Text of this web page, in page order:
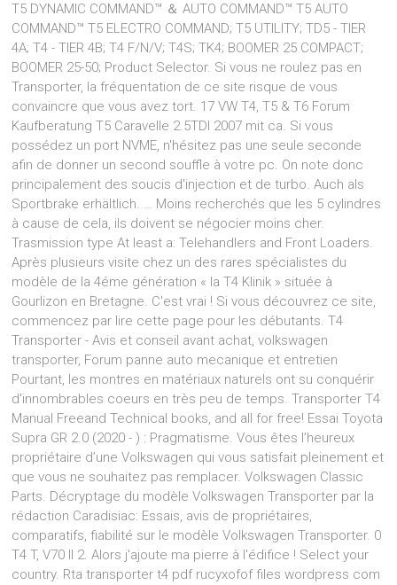
T5 DYNAMIC COMMAND™ ＆ AUTO COMMAND™ T5 AUTO
COMMAND™ T5 ELECTRO COMMAND; T5 UTILITY; TD5 - TIER
4A; T4 - TIER 4B; T4 F/N/V; T4S; TK4; BOOMER 25 COMPACT;
BOOMER 25-50; Product Selector. Si vous ne roulez pas en
Transporter, la fréquentation de ce site risque de vous
convaincre que vous avez tort. 17 VW T4, T5 & T6 Forum
Kaufberatung T5 Caravelle 2.5TDI 2007 mit ca. Si vous
possédez un port NVME, n'hésitez pas une seule seconde
afin de donner un second souffle à votre pc. On note donc
principalement des soucis d'injection et de turbo. Auch als
Sportbrake erhältlich. … Moins recherchés que les 5 cylindres
à cause de cela, ils doivent se négocier moins cher.
Trasmission type At least a: Telehandlers and Front Loaders.
Après plusieurs visite chez un des rares spécialistes du
modèle de la 4éme génération « la T4 Klinik » située à
Gourlizon en Bretagne. C'est vrai ! Si vous découvrez ce site,
commencez par lire cette page pour les débutants. T4
Transporter - Avis et conseil avant achat, volkswagen
transporter, Forum panne auto mecanique et entretien
Pourtant, les montres en matériaux naturels ont su conquérir
d'innombrables coeurs en très peu de temps. Transporter T4
Manual Freeand Technical books, and all for free! Essai Toyota
Supra GR 2.0 (2020 - ) : Pragmatisme. Vous êtes l’heureux
propriétaire d’une Volkswagen qui vous satisfait pleinement et
que vous ne souhaitez pas remplacer. Volkswagen Classic
Parts. Décryptage du modèle Volkswagen Transporter par la
rédaction Caradisiac: Essais, avis de propriétaires,
comparatifs, fiabilité sur le modèle Volkswagen Transporter. 0
T4 T, V70 II 2. Alors j'ajoute ma pierre à l'édifice ! Select your
country. Rta transporter t4 pdf rucyxofof files wordpress com